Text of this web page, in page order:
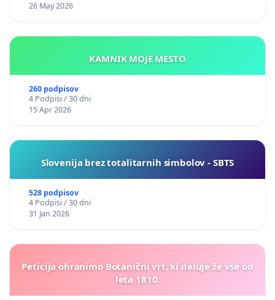
26 May 2026
KAMNIK MOJE MESTO
260 podpisov
4 Podpisi / 30 dni
15 Apr 2026
Slovenija brez totalitarnih simbolov - SBTS
528 podpisov
4 Podpisi / 30 dni
31 Jan 2026
Peticija ohranimo Botanični vrt, ki deluje že vse od
leta 1810.